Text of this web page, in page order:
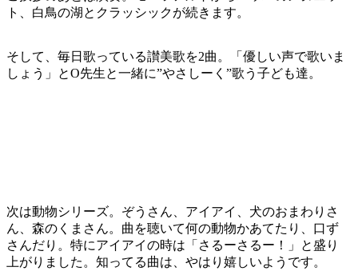
ト、白鳥の湖とクラッシックが続きます。
そして、毎日歌っている讃美歌を2曲。「優しい声で歌いま
しょう」とO先生と一緒に”やさしーく”歌う子ども達。
次は動物シリーズ。ぞうさん、アイアイ、犬のおまわりさ
ん、森のくまさん。曲を聴いて何の動物かあてたり、口ず
さんだり。特にアイアイの時は「さるーさるー！」と盛り
上がりました。知ってる曲は、やはり嬉しいようです。